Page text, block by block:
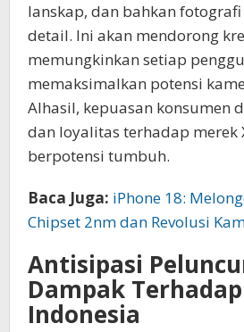
lanskap, dan bahkan
detail. Ini akan mendorong
memungkinkan setiap
memaksimalkan potensi
Alhasil, kepuasan konsumen
dan loyalitas terhadap merek
berpotensi tumbuh.
Baca Juga: iPhone 18:
Chipset 2nm dan Revolusi
Antisipasi
Dampak
Indonesia